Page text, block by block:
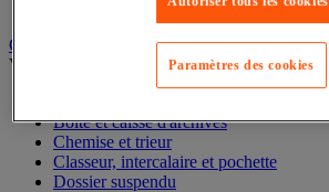
Classement et archivage
Voir toute la catégorie
Boîte et caisse d'archives
Chemise et trieur
Classeur, intercalaire et pochette
Dossier suspendu
Paramètres des cookies